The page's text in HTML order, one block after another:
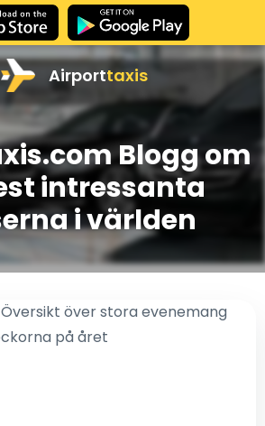
Airporttaxis
Blogg om
intressanta
i världen